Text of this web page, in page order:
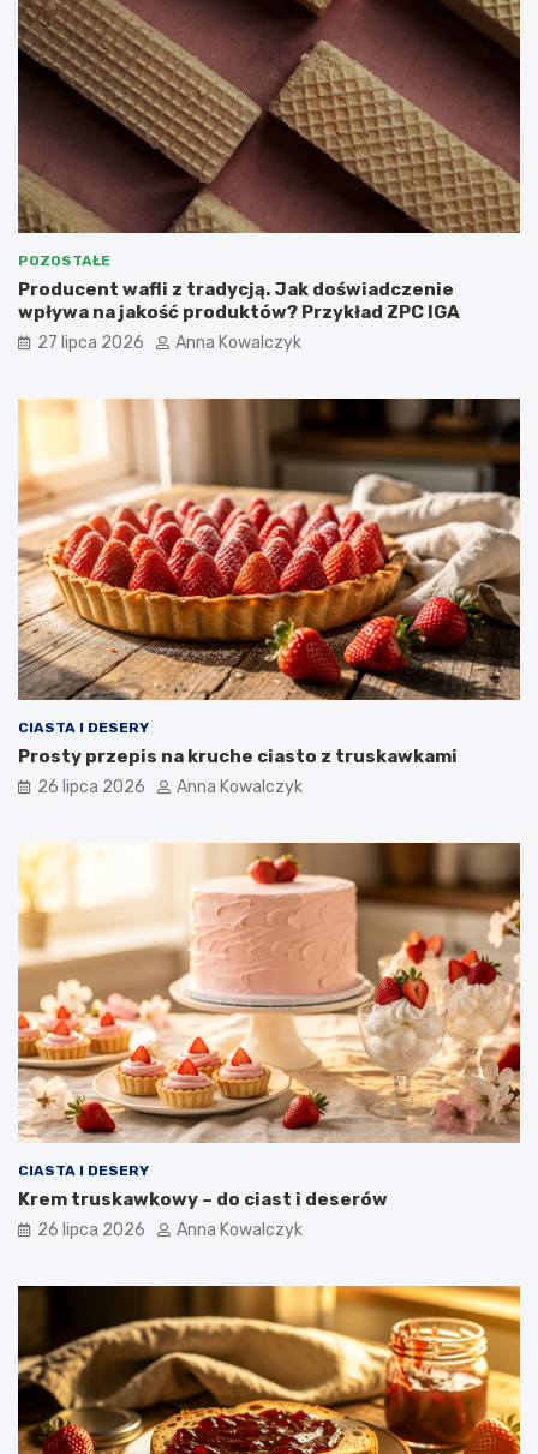
POZOSTAŁE
Producent wafli z tradycją. Jak doświadczenie
wpływa na jakość produktów? Przykład ZPC IGA
27 lipca 2026 Anna Kowalczyk
CIASTA I DESERY
Prosty przepis na kruche ciasto z truskawkami
26 lipca 2026 Anna Kowalczyk
CIASTA I DESERY
Krem truskawkowy – do ciast i deserów
26 lipca 2026 Anna Kowalczyk